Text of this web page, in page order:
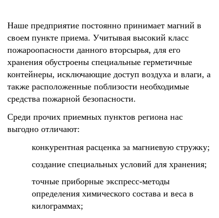
Наше предприятие постоянно принимает магний в
своем пункте приема. Учитывая высокий класс
пожароопасности данного вторсырья, для его
хранения обустроены специальные герметичные
контейнеры, исключающие доступ воздуха и влаги, а
также расположенные поблизости необходимые
средства пожарной безопасности.
Среди прочих приемных пунктов региона нас
выгодно отличают:
конкурентная расценка за магниевую стружку;
создание специальных условий для хранения;
точные приборные экспресс-методы
определения химического состава и веса в
килограммах;